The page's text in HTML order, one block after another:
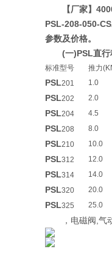
【厂家】
PSL-208-050-
参数及价格。
(一)PSL直
标准型号 推力
PSL201 1.0
PSL202 2.0
PSL204 4.5
PSL208 8.0
PSL210 10.0
PSL312 12.0
PSL314 14.0
PSL320 20.0
PSL325 25.0
，电磁阀,气动